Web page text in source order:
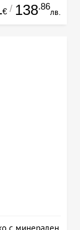
€ / 138.86
лв.